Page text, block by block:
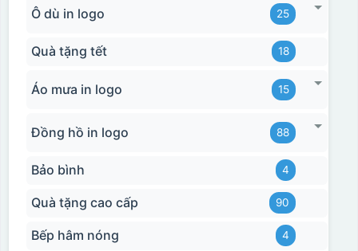
Ô dù in logo 25
Quà tặng tết 18
Áo mưa in logo 15
Đồng hồ in logo 88
Bảo bình 4
Quà tặng cao cấp 90
Bếp hâm nóng 4